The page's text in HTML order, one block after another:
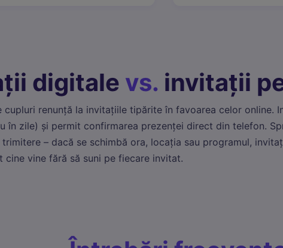
digitale vs. invitații
cupluri renunță la invitațiile tipărite în favoarea celor
în zile) și permit confirmarea prezenței direct din telefon.
– dacă se schimbă ora, locația sau programul,
cine vine fără să suni pe fiecare invitat.